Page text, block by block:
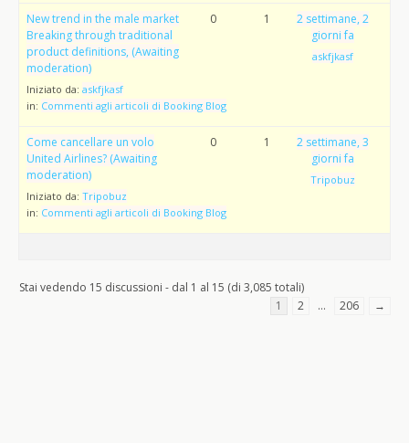
New trend in the male market
Breaking through traditional
product definitions, (Awaiting
moderation)
Iniziato da: askfjkasf
in: Commenti agli articoli di Booking Blog
0 1
2 settimane, 2
giorni fa
askfjkasf
Come cancellare un volo
United Airlines? (Awaiting
moderation)
Iniziato da: Tripobuz
in: Commenti agli articoli di Booking Blog
0 1
2 settimane, 3
giorni fa
Tripobuz
Stai vedendo 15 discussioni - dal 1 al 15 (di 3,085 totali)
1
2 … 206 →